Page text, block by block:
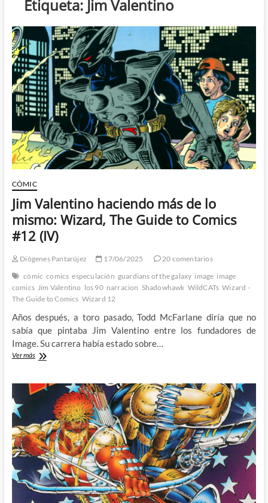
Etiqueta: Jim Valentino
CÓMIC
Jim Valentino haciendo más de lo
mismo: Wizard, The Guide to Comics
#12 (IV)
Diógenes Pantarújez 17/06/2025
20 comentarios
cómic comics especulación guardians of the galaxy image image
comics Jim Valentino los 90 narracion Shadowhawk WildCATs Wizard -
The Guide to Comics Wizard 12
Años después, a toro pasado, Todd McFarlane diría que no
sabía que pintaba Jim Valentino entre los fundadores de
Image. Su carrera había estado sobre…
Ver másJim
más
mismo:
Wizard,
The
Guide
to
Comics
#12
(IV)